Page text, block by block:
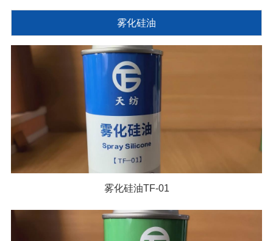
雾化硅油
雾化硅油TF-01